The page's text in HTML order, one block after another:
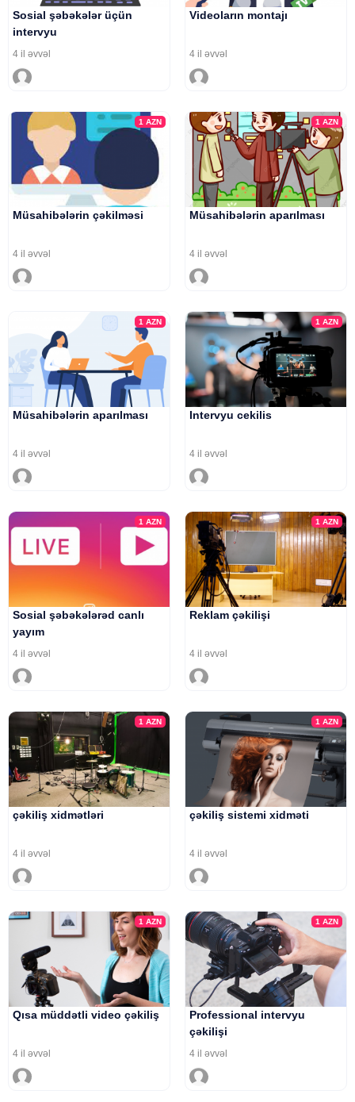
Sosial şəbəkələr üçün
intervyu
4 il əvvəl
Videoların montajı
4 il əvvəl
1AZN
Müsahibələrin çəkilməsi
4 il əvvəl
1 AZN
Müsahibələrin aparılması
4 il əvvəl
1AZN
Müsahibələrin aparılması
4 il əvvəl
1 AZN
Intervyu cekilis
4 il əvvəl
1AZN
Sosial şəbəkələrəd canlı
yayım
4 il əvvəl
1 AZN
Reklam çəkilişi
4 il əvvəl
1AZN
çəkiliş xidmətləri
4 il əvvəl
1 AZN
çəkiliş sistemi xidməti
4 il əvvəl
1AZN
Qısa müddətli video çəkiliş
4 il əvvəl
1 AZN
Professional intervyu
çəkilişi
4 il əvvəl